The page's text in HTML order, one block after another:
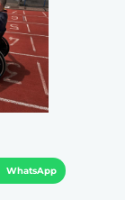
WhatsApp